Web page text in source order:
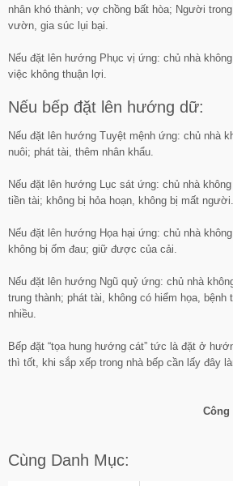
nhân khó thành; vợ chồng bất hòa; Người
vườn, gia súc lụi bại.
Nếu đặt lên hướng Phục vị ứng: chủ nhà
việc không thuận lợi.
Nếu bếp đặt lên hướng dữ:
Nếu đặt lên hướng Tuyệt mệnh ứng: chủ nhà
nuôi; phát tài, thêm nhân khẩu.
Nếu đặt lên hướng Lục sát ứng: chủ nhà
tiền tài; không bị hỏa hoạn, không bị mất người.
Nếu đặt lên hướng Họa hại ứng: chủ nhà
không bị ốm đau; giữ được của cải.
Nếu đặt lên hướng Ngũ quỷ ứng: chủ nhà
trung thành; phát tài, không có hiểm họa,
nhiều.
Bếp đặt “tọa hung hướng cát” tức là đặt ở
thì tốt, khi sắp xếp trong nhà bếp cần lấy đây
Công
Cùng Danh Mục: